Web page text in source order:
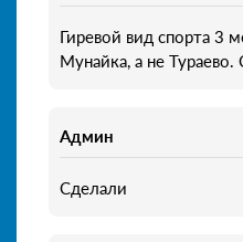
Гиревой вид спорта 3
Мунайка, а не Тураево.
Админ
Сделали